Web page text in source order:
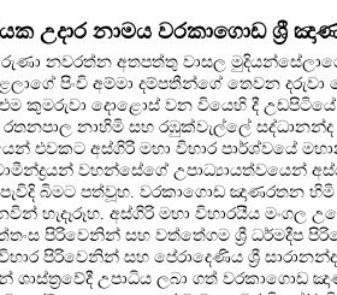
උදාර නාමය වරකාගොඩ ශ්‍රී
නවරත්න අතපත්තු වාසල
පිංචි අම්මා දම්පතීන්ගේ තෙවන දරුවා
කුමරුවා දොළොස් වන වියෙහි දී උඩපිටියේ
නාහිමි සහ රඹුක්වැල්ලේ
එවකට අස්ගිරි මහා විහාර පාර්ශ්වයේ
වහන්සේගේ උපාධ්‍යායත්වයෙන්
පැවිදි බිමට පත්වූහ. වරකාගොඩ ඤාණරතන
හැදෑරූහ. අස්ගිරි මහා විහාරයීය මංගල
පිරිවෙනින් සහ වත්තේගම ශ්‍රී ධර්මදීප
පිරිවෙනින් සහ පේරාදෙණිය ශ්‍රී
ශාස්ත්‍රවේදී උපාධිය ලබා ගත් වරකාගොඩ